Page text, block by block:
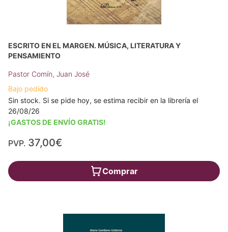
ESCRITO EN EL MARGEN. MÚSICA, LITERATURA Y
PENSAMIENTO
Pastor Comín, Juan José
Bajo pedido
Sin stock. Si se pide hoy, se estima recibir en la librería el
26/08/26
¡GASTOS DE ENVÍO GRATIS!
PVP. 37,00€
Comprar